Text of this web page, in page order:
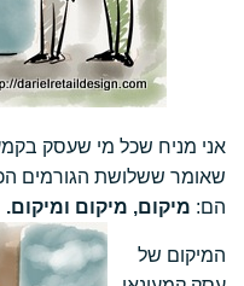
אני מניח שכל מי שעסק
שאומר ששלושת הגורמים
הם: מיקום, מיקום ומיקום.
המיקום של